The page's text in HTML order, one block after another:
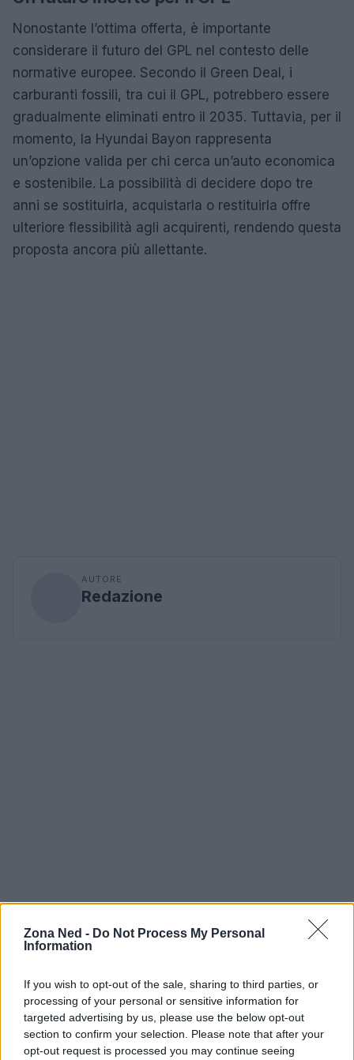
Zona Ned - Do Not Process My Personal
Information
If you wish to opt-out of the sale, sharing to third parties, or
processing of your personal or sensitive information for
targeted advertising by us, please use the below opt-out
section to confirm your selection. Please note that after your
opt-out request is processed you may continue seeing
Nonostante l’ottima offerta, è importante
considerare il futuro del GPL nel contesto delle
normative europee. Secondo il Green Deal, i
carburanti fossili, tra cui il GPL, potrebbero essere
gradualmente eliminati entro il 2035. Tuttavia, per il
momento, la Hyundai Bayon rappresenta
un’opzione valida per chi cerca un’auto economica
e sostenibile. La possibilità di decidere dopo tre
anni se sostituirla, acquistarla o restituirla offre
ulteriore flessibilità agli acquirenti, rendendo questa
proposta ancora più allettante.
AUTORE
Redazione
Continua a leggere
NERD NEWS